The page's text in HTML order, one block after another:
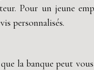
Pour un jeune
personnalisés.
la banque peut